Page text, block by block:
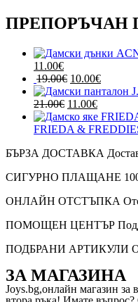
ПРЕПОРЪЧАН
Original
price
was:
23.00€.
11.00€Текущата
цена
е:
11.00€.
19.00€ Original
price
was:
19.00€.
10.00€
цена
10.00€.
21.00€ Original
price
was:
11.00€Текущата
цена
е:
FRIEDA &
БЪРЗА ДОСТАВКА
СИГУРНО ПЛАЩАНЕ
ОНЛАЙН ОТСТЪПКА
ПОМОЩЕН ЦЕНТЪР
ПОДБРАНИ АРТИКУЛИ
ЗА МАГАЗИНА
Joys.bg,oнлайн магазин за